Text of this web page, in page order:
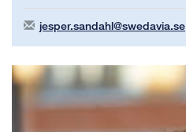
jesper.sandahl@swedavia.se